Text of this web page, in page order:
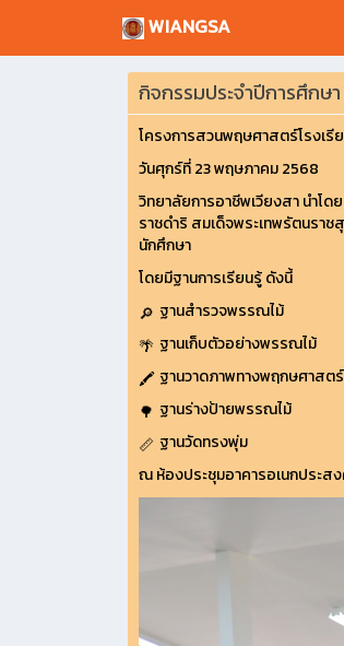
WIANGSA
กิจกรรมประจำปีการศึกษ
โครงการสวนพฤษศาสตร์โรงเรี
วันศุกร์ที่ 23 พฤษภาคม 2568
วิทยาลัยการอาชีพเวียงสา นำโ
ราชดำริ สมเด็จพระเทพรัตนรา
นักศึกษา
โดยมีฐานการเรียนรู้ ดังนี้
ฐานสำรวจพรรณไม้
ฐานเก็บตัวอย่างพรรณไม้
ฐานวาดภาพทางพฤกษศาสตร์
ฐานร่างป้ายพรรณไม้
ฐานวัดทรงพุ่ม
ณ ห้องประชุมอาคารอเนกประส